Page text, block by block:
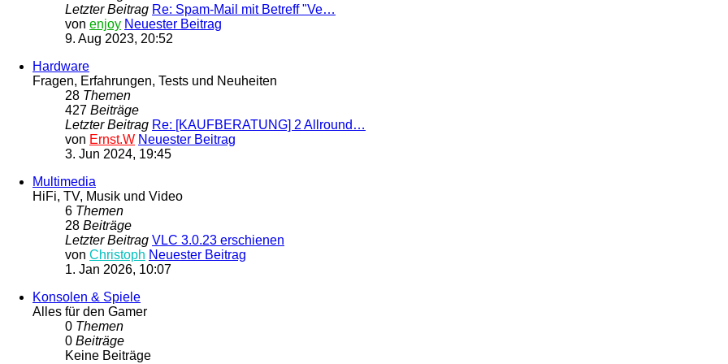
Letzter Beitrag Re: Spam-Mail mit Betreff "Ve…
von enjoy Neuester Beitrag
9. Aug 2023, 20:52
Hardware
Fragen, Erfahrungen, Tests und Neuheiten
28 Themen
427 Beiträge
Letzter Beitrag Re: [KAUFBERATUNG] 2 Allround…
von Ernst.W Neuester Beitrag
3. Jun 2024, 19:45
Multimedia
HiFi, TV, Musik und Video
6 Themen
28 Beiträge
Letzter Beitrag VLC 3.0.23 erschienen
von Christoph Neuester Beitrag
1. Jan 2026, 10:07
Konsolen & Spiele
Alles für den Gamer
0 Themen
0 Beiträge
Keine Beiträge